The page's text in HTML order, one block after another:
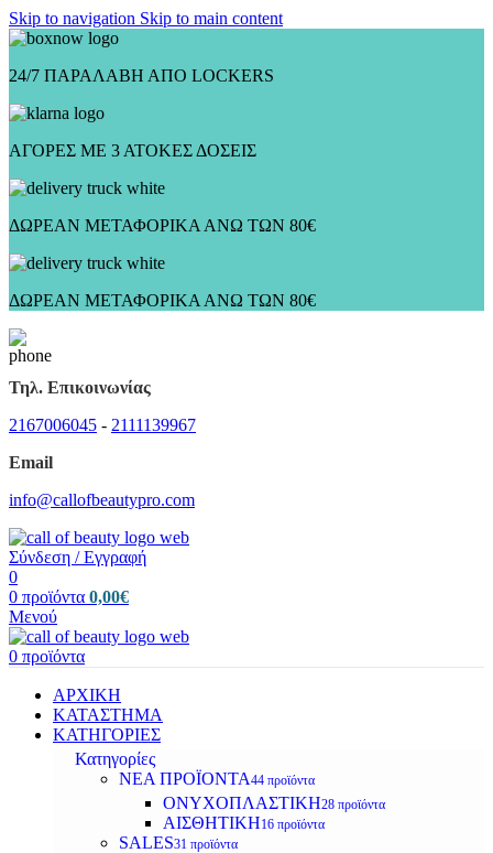
Skip to navigation Skip to main content
24/7 ΠΑΡΑΛΑΒΗ ΑΠΟ LOCKERS
ΑΓΟΡΕΣ ΜΕ 3 ΑΤΟΚΕΣ ΔΟΣΕΙΣ
ΔΩΡΕΑΝ ΜΕΤΑΦΟΡΙΚΑ ΑΝΩ ΤΩΝ 80€
ΔΩΡΕΑΝ ΜΕΤΑΦΟΡΙΚΑ ΑΝΩ ΤΩΝ 80€
Τηλ. Επικοινωνίας
2167006045 - 2111139967
Email
info@callofbeautypro.com
Σύνδεση / Εγγραφή
0
0 προϊόντα 0,00€
Μενού
0 προϊόντα
ΑΡΧΙΚΗ
ΚΑΤΑΣΤΗΜΑ
ΚΑΤΗΓΟΡΙΕΣ
Κατηγορίες
ΝΕΑ ΠΡΟΪΟΝΤΑ44 προϊόντα
ΟΝΥΧΟΠΛΑΣΤΙΚΗ28 προϊόντα
ΑΙΣΘΗΤΙΚΗ16 προϊόντα
SALES31 προϊόντα